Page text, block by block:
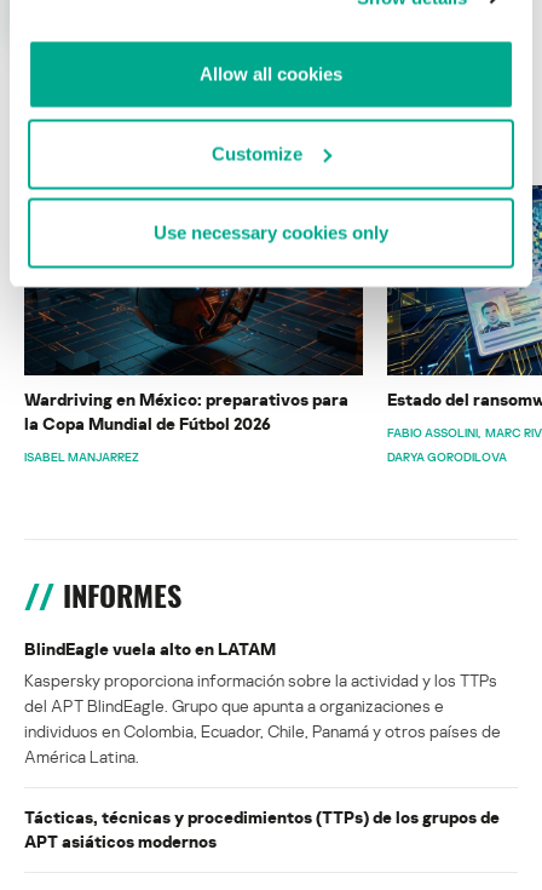
Allow all cookies
Customize
Use necessary cookies only
ÚLTIMAS PUBLICACIONES
Wardriving en México: preparativos para
la Copa Mundial de Fútbol 2026
ISABEL MANJARREZ
Estado del
FABIO ASSOLINI MARC
DARYA GORODILOVA
INFORMES
BlindEagle vuela alto en LATAM
Kaspersky proporciona información sobre la actividad y los TTPs
del APT BlindEagle. Grupo que apunta a organizaciones e
individuos en Colombia, Ecuador, Chile, Panamá y otros países de
América Latina.
Tácticas, técnicas y procedimientos (TTPs) de los grupos de
APT asiáticos modernos